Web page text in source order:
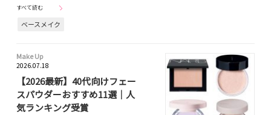
すべて読む
ベースメイク
Make Up
2026.07.18
【2026最新】40代向けフェー
スパウダーおすすめ11選｜人
気ランキング受賞